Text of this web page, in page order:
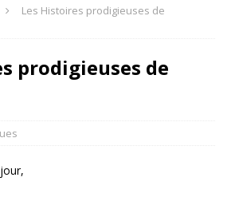
Les Histoires prodigieuses de
prodigieuses de